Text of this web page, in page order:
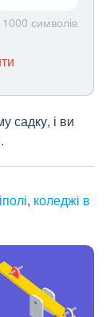
1000 символів
садку, і ви
, коледжі в